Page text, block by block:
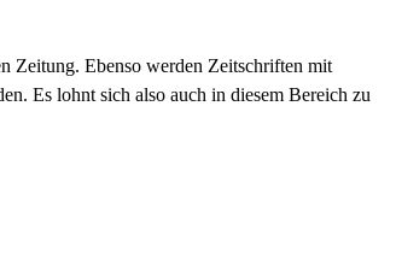
Zeitung. Ebenso werden Zeitschriften mit
Es lohnt sich also auch in diesem Bereich zu